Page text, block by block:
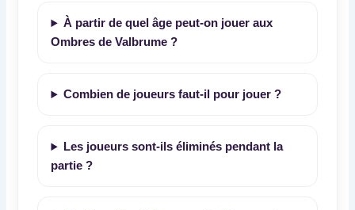
À partir de quel âge peut-on jouer aux
Ombres de Valbrume ?
Combien de joueurs faut-il pour jouer ?
Les joueurs sont-ils éliminés pendant la
partie ?